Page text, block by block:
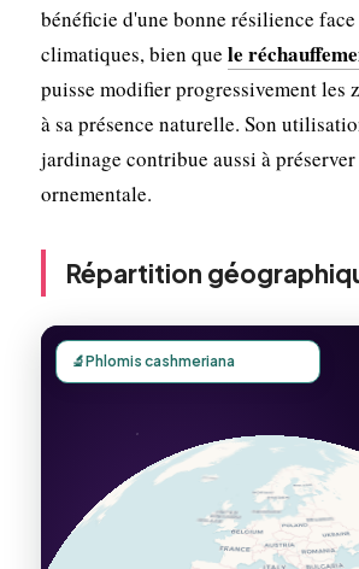
bénéficie d'une bonne résilience
climatiques, bien que le
puisse modifier progressivement les
à sa présence naturelle. Son
jardinage contribue aussi à
ornementale.
Répartition